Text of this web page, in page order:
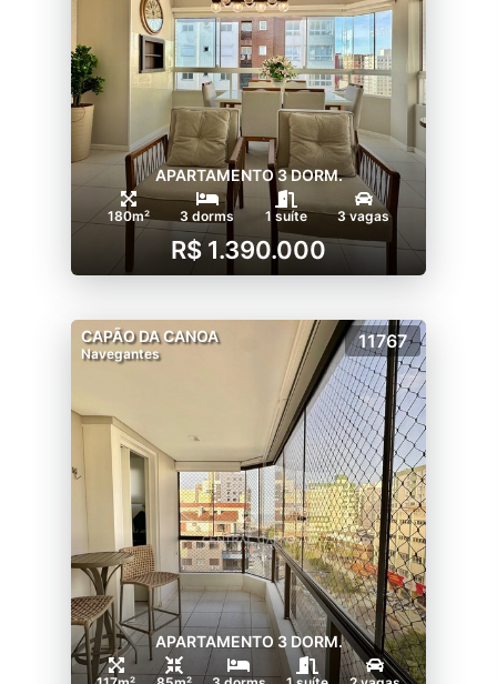
APARTAMENTO 3 DORM.
180m² 3 dorms 1 suíte 3 vagas
R$ 1.390.000
CAPÃO DA CANOA
Navegantes
11767
APARTAMENTO 3 DORM.